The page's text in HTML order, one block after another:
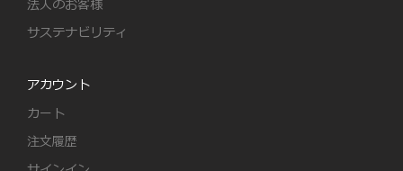
法人のお客様
サステナビリティ
アカウント
カート
注文履歴